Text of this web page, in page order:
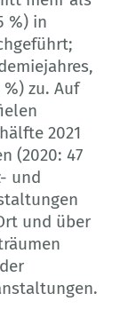
%) in
zu. Auf
2021
(2020: 47
und
und über